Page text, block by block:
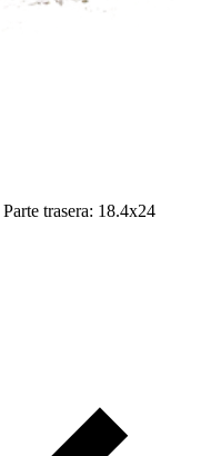
Parte trasera: 18.4x24